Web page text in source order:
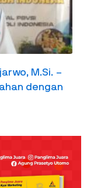
M.Si. –
dengan